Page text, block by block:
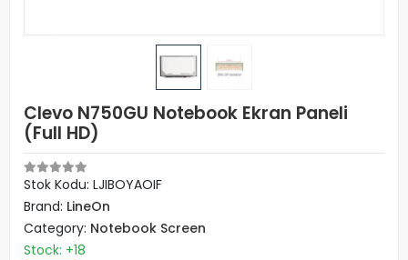
Clevo N750GU Notebook Ekran Paneli
(Full HD)
Stok Kodu: LJIBOYAOIF
Brand: LineOn
Category: Notebook Screen
Stock: +18